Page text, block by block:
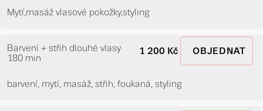
Mytí,masáž vlasové pokožky,styling
Barvení + střih dlouhé vlasy
180 min
1 200 Kč OBJEDNAT
barvení, mytí, masáž, střih, foukaná, styling